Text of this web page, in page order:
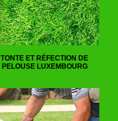
TONTE ET RÉFECTION DE
PELOUSE LUXEMBOURG